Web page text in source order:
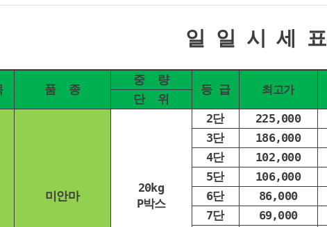
일 일 시 세 표
품 종
중 량
등 급 최고가
단 위
미안마
20kg
P박스
2단 225,000
3단 186,000
4단
102,000
5단
106,000
6단
86,000
7단
69,000